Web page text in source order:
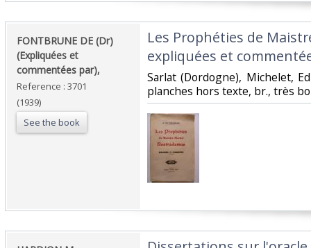
‎FONTBRUNE DE (Dr)
(Expliquées et
commentées par),‎
Reference : 3701
(1939)
See the book
‎Les Prophéties de
expliquées et
‎Sarlat (Dordogne), Michelet,
planches hors texte, br., très